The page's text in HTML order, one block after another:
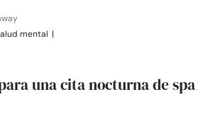
mental |
una cita nocturna de spa